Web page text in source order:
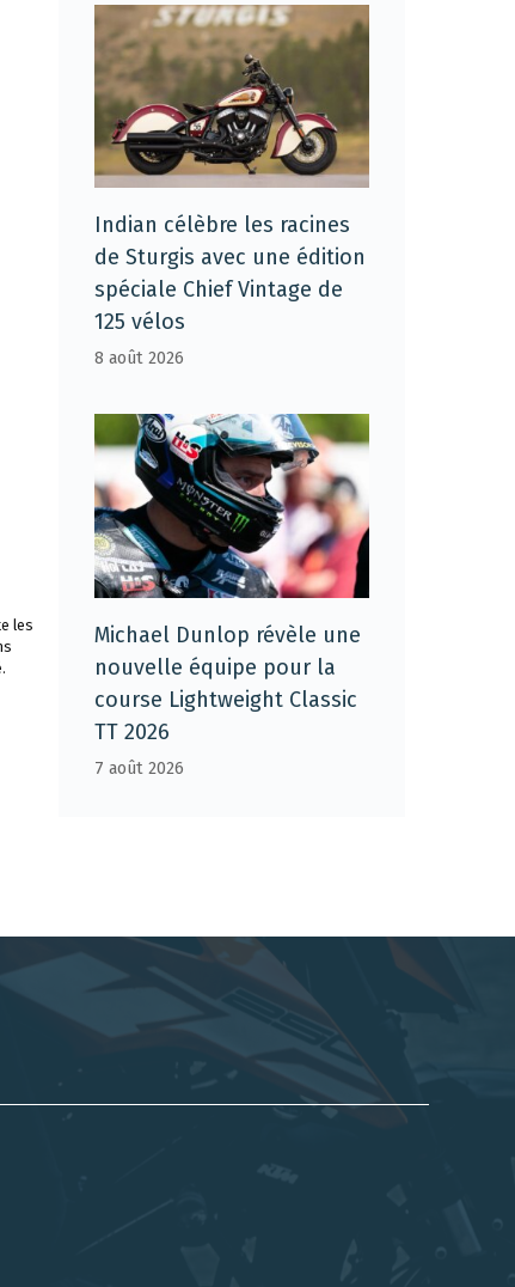
les
Indian célèbre les racines
de Sturgis avec une édition
spéciale Chief Vintage de
125 vélos
8 août 2026
Michael Dunlop révèle une
nouvelle équipe pour la
course Lightweight Classic
TT 2026
7 août 2026